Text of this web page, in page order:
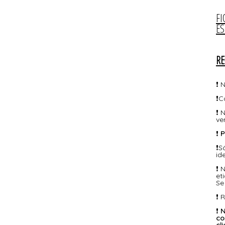
❗
❗
❗
❗
❗